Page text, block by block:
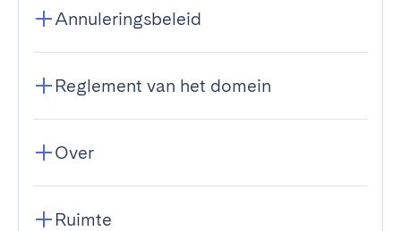
Annuleringsbeleid
Reglement van het domein
Over
Ruimte